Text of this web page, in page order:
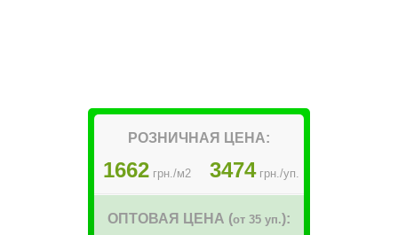
РОЗНИЧНАЯ ЦЕНА:
1662 грн./м2 3474грн./уп.
ОПТОВАЯ ЦЕНА (от 35 уп.):